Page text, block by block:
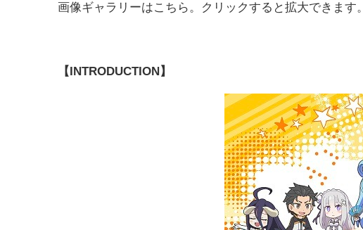
画像ギャラリーはこちら。クリックすると拡大できます。
【INTRODUCTION】